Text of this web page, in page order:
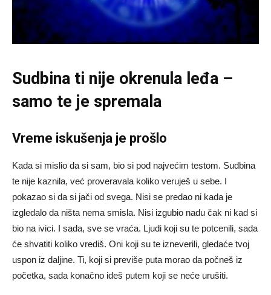
Sudbina ti nije okrenula leđa –
samo te je spremala
Vreme iskušenja je prošlo
Kada si mislio da si sam, bio si pod najvećim testom. Sudbina
te nije kaznila, već proveravala koliko veruješ u sebe. I
pokazao si da si jači od svega. Nisi se predao ni kada je
izgledalo da ništa nema smisla. Nisi izgubio nadu čak ni kad si
bio na ivici. I sada, sve se vraća. Ljudi koji su te potcenili, sada
će shvatiti koliko vrediš. Oni koji su te izneverili, gledaće tvoj
uspon iz daljine. Ti, koji si previše puta morao da počneš iz
početka, sada konačno ideš putem koji se neće urušiti.